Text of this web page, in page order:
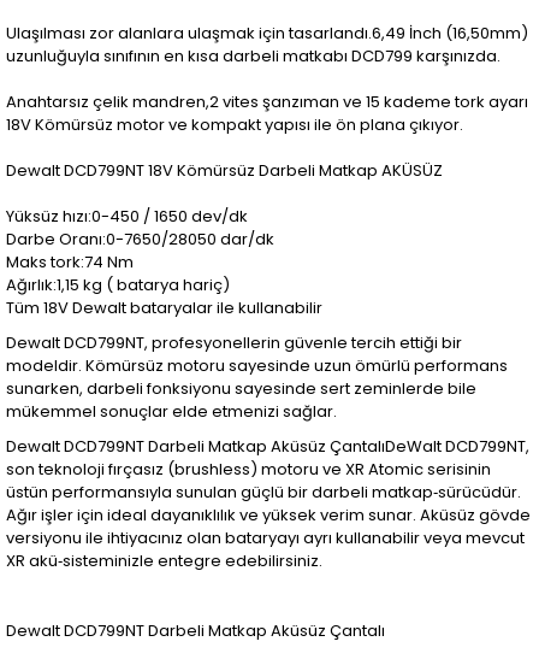
Ulaşılması zor alanlara ulaşmak için tasarlandı.6,49 İnch (16,50mm)
uzunluğuyla sınıfının en kısa darbeli matkabı DCD799 karşınızda.
Anahtarsız çelik mandren,2 vites şanzıman ve 15 kademe tork ayarı
18V Kömürsüz motor ve kompakt yapısı ile ön plana çıkıyor.
Dewalt DCD799NT 18V Kömürsüz Darbeli Matkap AKÜSÜZ
Yüksüz hızı:0-450 / 1650 dev/dk
Darbe Oranı:0-7650/28050 dar/dk
Maks tork:74 Nm
Ağırlık:1,15 kg ( batarya hariç)
Tüm 18V Dewalt bataryalar ile kullanabilir
Dewalt DCD799NT, profesyonellerin güvenle tercih ettiği bir
modeldir. Kömürsüz motoru sayesinde uzun ömürlü performans
sunarken, darbeli fonksiyonu sayesinde sert zeminlerde bile
mükemmel sonuçlar elde etmenizi sağlar.
Dewalt DCD799NT Darbeli Matkap Aküsüz ÇantalıDeWalt DCD799NT,
son teknoloji fırçasız (brushless) motoru ve XR Atomic serisinin
üstün performansıyla sunulan güçlü bir darbeli matkap‑sürücüdür.
Ağır işler için ideal dayanıklılık ve yüksek verim sunar. Aküsüz gövde
versiyonu ile ihtiyacınız olan bataryayı ayrı kullanabilir veya mevcut
XR akü‑sisteminizle entegre edebilirsiniz.
Dewalt DCD799NT Darbeli Matkap Aküsüz Çantalı